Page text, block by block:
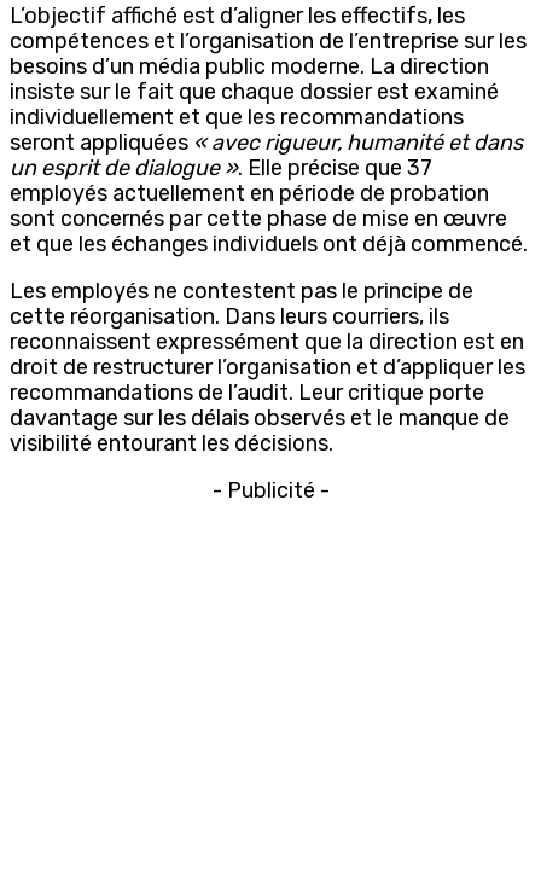
L’objectif affiché est d’aligner les effectifs, les
compétences et l’organisation de l’entreprise sur les
besoins d’un média public moderne. La direction
insiste sur le fait que chaque dossier est examiné
individuellement et que les recommandations
seront appliquées « avec rigueur, humanité et dans
un esprit de dialogue ». Elle précise que 37
employés actuellement en période de probation
sont concernés par cette phase de mise en œuvre
et que les échanges individuels ont déjà commencé.
Les employés ne contestent pas le principe de
cette réorganisation. Dans leurs courriers, ils
reconnaissent expressément que la direction est en
droit de restructurer l’organisation et d’appliquer les
recommandations de l’audit. Leur critique porte
davantage sur les délais observés et le manque de
visibilité entourant les décisions.
- Publicité -